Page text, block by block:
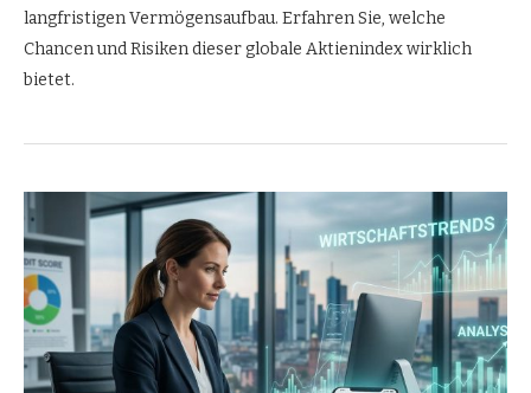
langfristigen Vermögensaufbau. Erfahren Sie, welche
Chancen und Risiken dieser globale Aktienindex wirklich
bietet.